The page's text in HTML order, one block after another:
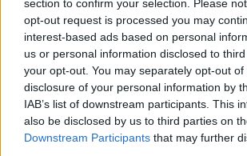
section to confirm your selection. Please
opt-out request is processed you may
interest-based ads based on personal
us or personal information disclosed to
your opt-out. You may separately opt-out
disclosure of your personal information by
IAB’s list of downstream participants. This
also be disclosed by us to third parties on
Downstream Participants that may further